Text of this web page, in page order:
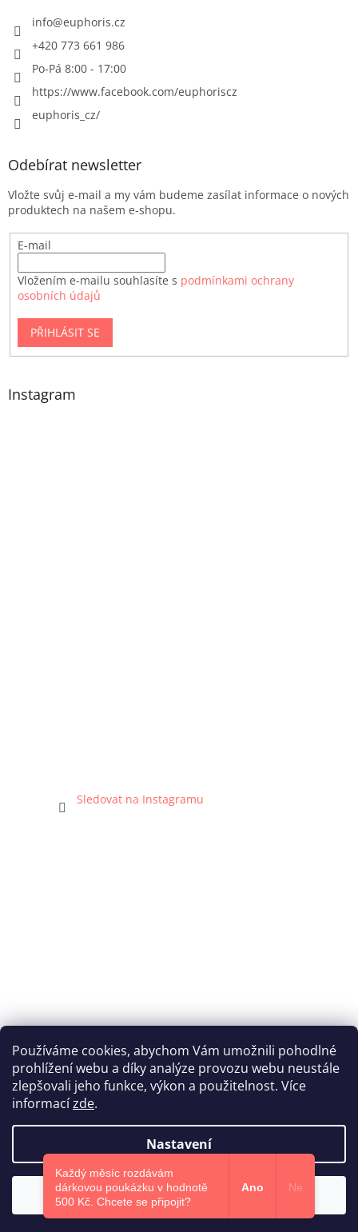
Používáme cookies, abychom Vám umožnili pohodlné
prohlížení webu a díky analýze provozu webu neustále
zlepšovali jeho funkce, výkon a použitelnost. Více
informacízde.
Nastavení
Souhlasím
info@euphoris.cz
+420 773 661 986
Po-Pá 8:00 - 17:00
https://www.facebook.com/euphoriscz
euphoris_cz/
Odebírat newsletter
Vložte svůj e-mail a my vám budeme zasílat informace o nových
produktech na našem e-shopu.
E-mail
Vložením e-mailu souhlasíte s podmínkami ochrany
osobních údajů
PŘIHLÁSIT SE
Instagram
Sledovat na Instagramu
Katka Hromasová Foto
Vytvořil Shoptet
Copyright 2026Euphoris.cz. Všechna práva vyhrazena.
Každý měsíc rozdávám
dárkovou poukázku v hodnotě
500 Kč.​ Chcete se připojit?
Ano Ne